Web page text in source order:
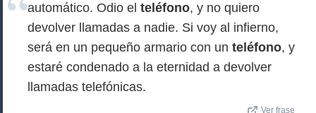
automático. Odio el teléfono, y no quiero
devolver llamadas a nadie. Si voy al infierno,
será en un pequeño armario con un teléfono, y
estaré condenado a la eternidad a devolver
llamadas telefónicas.
Ver frase